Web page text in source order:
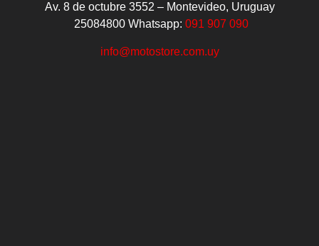
Av. 8 de octubre 3552 – Montevideo, Uruguay
25084800Whatsapp: 091 907 090
info@motostore.com.uy